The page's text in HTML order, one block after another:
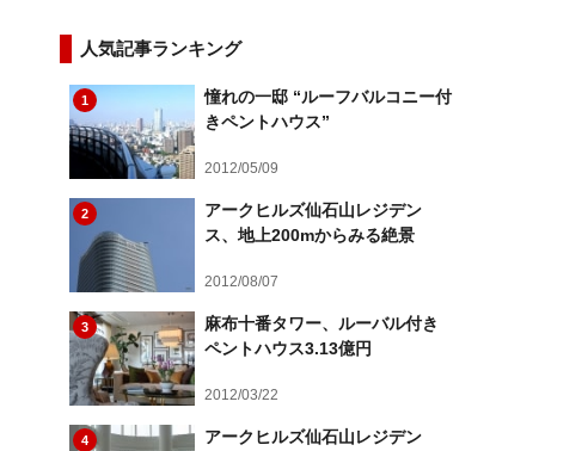
人気記事ランキング
1
憧れの一邸 “ルーフバルコニー付
きペントハウス”
2012/05/09
2
アークヒルズ仙石山レジデン
ス、地上200mからみる絶景
2012/08/07
3
麻布十番タワー、ルーバル付き
ペントハウス3.13億円
2012/03/22
4
アークヒルズ仙石山レジデン